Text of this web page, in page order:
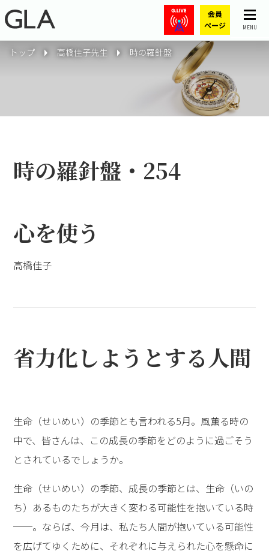
MENU
トップ 高橋佳子先生 時の羅針盤
時の羅針盤・254
心を使う
高橋佳子
省力化しようとする人間
生命（せいめい）の季節とも言われる5月。風薫る時の
中で、皆さんは、この成長の季節をどのように過ごそう
とされているでしょうか。
生命（せいめい）の季節、成長の季節とは、生命（いの
ち）あるものたちが大きく変わる可能性を抱いている時
──。ならば、今月は、私たち人間が抱いている可能性
を広げてゆくために、それぞれに与えられた心を懸命に